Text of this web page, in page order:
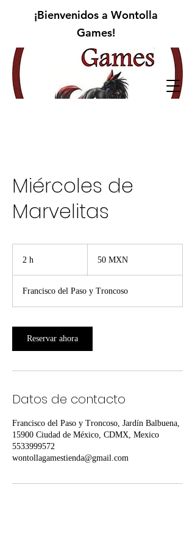
¡Bienvenidos a Wontolla
Games!
Miércoles de
Marvelitas
2 h
mexicanos
50 MXN
Francisco del Paso y Troncoso
Reservar ahora
Datos de contacto
Francisco del Paso y Troncoso, Jardín Balbuena,
15900 Ciudad de México, CDMX, Mexico
5533999572
wontollagamestienda@gmail.com